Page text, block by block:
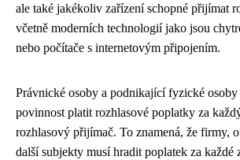
ale také jakékoliv zařízení schopné přijímat
včetně moderních technologií jako jsou
nebo počítače s internetovým připojením.
Právnické osoby a podnikající fyzické
povinnost platit rozhlasové poplatky za
rozhlasový přijímač. To znamená, že firmy,
další subjekty musí hradit poplatek za každé